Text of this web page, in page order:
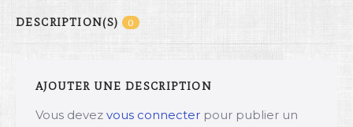
DESCRIPTION(S) 0
AJOUTER UNE DESCRIPTION
Vous devez vous connecter pour publier un